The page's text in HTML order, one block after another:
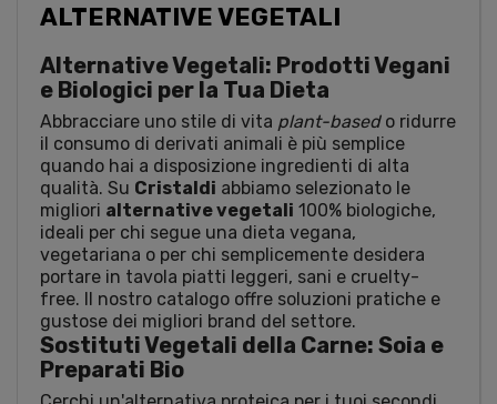
ALTERNATIVE VEGETALI
Alternative Vegetali: Prodotti Vegani
e Biologici per la Tua Dieta
Abbracciare uno stile di vita plant-basedo ridurre
il consumo di derivati animali è più semplice
quando hai a disposizione ingredienti di alta
qualità. Su Cristaldi abbiamo selezionato le
migliori alternative vegetali 100% biologiche,
ideali per chi segue una dieta vegana,
vegetariana o per chi semplicemente desidera
portare in tavola piatti leggeri, sani e cruelty-
free. Il nostro catalogo offre soluzioni pratiche e
gustose dei migliori brand del settore.
Sostituti Vegetali della Carne: Soia e
Preparati Bio